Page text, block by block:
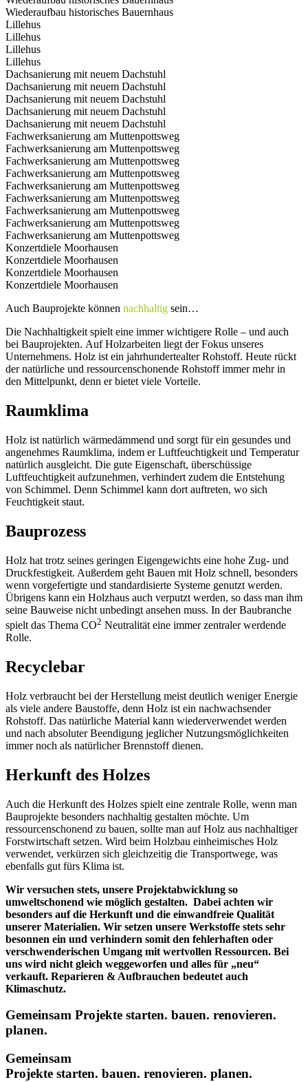
Wiederaufbau historisches Bauernhaus
Lillehus
Lillehus
Lillehus
Lillehus
Dachsanierung mit neuem Dachstuhl
Dachsanierung mit neuem Dachstuhl
Dachsanierung mit neuem Dachstuhl
Dachsanierung mit neuem Dachstuhl
Dachsanierung mit neuem Dachstuhl
Fachwerksanierung am Muttenpottsweg
Fachwerksanierung am Muttenpottsweg
Fachwerksanierung am Muttenpottsweg
Fachwerksanierung am Muttenpottsweg
Fachwerksanierung am Muttenpottsweg
Fachwerksanierung am Muttenpottsweg
Fachwerksanierung am Muttenpottsweg
Fachwerksanierung am Muttenpottsweg
Fachwerksanierung am Muttenpottsweg
Konzertdiele Moorhausen
Konzertdiele Moorhausen
Konzertdiele Moorhausen
Konzertdiele Moorhausen
Auch Bauprojekte können nachhaltig sein…
Die Nachhaltigkeit spielt eine immer wichtigere Rolle – und auch
bei Bauprojekten. Auf Holzarbeiten liegt der Fokus unseres
Unternehmens. Holz ist ein jahrhundertealter Rohstoff. Heute rückt
der natürliche und ressourcenschonende Rohstoff immer mehr in
den Mittelpunkt, denn er bietet viele Vorteile.
Raumklima
Holz ist natürlich wärmedämmend und sorgt für ein gesundes und
angenehmes Raumklima, indem er Luftfeuchtigkeit und Temperatur
natürlich ausgleicht. Die gute Eigenschaft, überschüssige
Luftfeuchtigkeit aufzunehmen, verhindert zudem die Entstehung
von Schimmel. Denn Schimmel kann dort auftreten, wo sich
Feuchtigkeit staut.
Bauprozess
Holz hat trotz seines geringen Eigengewichts eine hohe Zug- und
Druckfestigkeit. Außerdem geht Bauen mit Holz schnell, besonders
wenn vorgefertigte und standardisierte Systeme genutzt werden.
Übrigens kann ein Holzhaus auch verputzt werden, so dass man ihm
seine Bauweise nicht unbedingt ansehen muss. In der Baubranche
spielt das Thema CO2 Neutralität eine immer zentraler werdende
Rolle.
Recyclebar
Holz verbraucht bei der Herstellung meist deutlich weniger Energie
als viele andere Baustoffe, denn Holz ist ein nachwachsender
Rohstoff. Das natürliche Material kann wiederverwendet werden
und nach absoluter Beendigung jeglicher Nutzungsmöglichkeiten
immer noch als natürlicher Brennstoff dienen.
Herkunft des Holzes
Auch die Herkunft des Holzes spielt eine zentrale Rolle, wenn man
Bauprojekte besonders nachhaltig gestalten möchte. Um
ressourcenschonend zu bauen, sollte man auf Holz aus nachhaltiger
Forstwirtschaft setzen. Wird beim Holzbau einheimisches Holz
verwendet, verkürzen sich gleichzeitig die Transportwege, was
ebenfalls gut fürs Klima ist.
Wir versuchen stets, unsere Projektabwicklung so
umweltschonend wie möglich gestalten. Dabei achten wir
besonders auf die Herkunft und die einwandfreie Qualität
unserer Materialien. Wir setzen unsere Werkstoffe stets sehr
besonnen ein und verhindern somit den fehlerhaften oder
verschwenderischen Umgang mit wertvollen Ressourcen. Bei
uns wird nicht gleich weggeworfen und alles für „neu“
verkauft. Reparieren & Aufbrauchen bedeutet auch
Klimaschutz.
Gemeinsam Projekte starten. bauen. renovieren.
planen.
Gemeinsam
Projekte starten. bauen. renovieren. planen.